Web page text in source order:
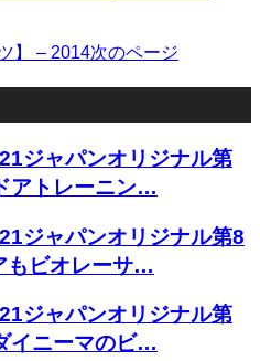
】 – 2014次のページ
ジャパンオリジナル第
アトレーニン…
ジャパンオリジナル第8
もビオレーサ…
ジャパンオリジナル第
イニーマのビ…